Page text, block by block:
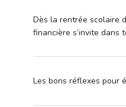
Dès la rentrée scolaire
financière s’invite dans
Les bons réflexes pour